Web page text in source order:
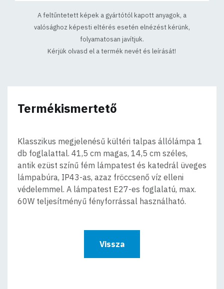
A feltűntetett képek a gyártótól kapott anyagok, a
valósághoz képesti eltérés esetén elnézést kérünk,
folyamatosan javítjuk.
Kérjük olvasd el a termék nevét és leírását!
Termékismertető
Klasszikus megjelenésű kültéri talpas állólámpa 1
db foglalattal. 41,5 cm magas, 14,5 cm széles,
antik ezüst színű fém lámpatest és katedrál üveges
lámpabúra, IP43-as, azaz fröccsenő víz elleni
védelemmel. A lámpatest E27-es foglalatú, max.
60W teljesítményű fényforrással használható.
Vissza